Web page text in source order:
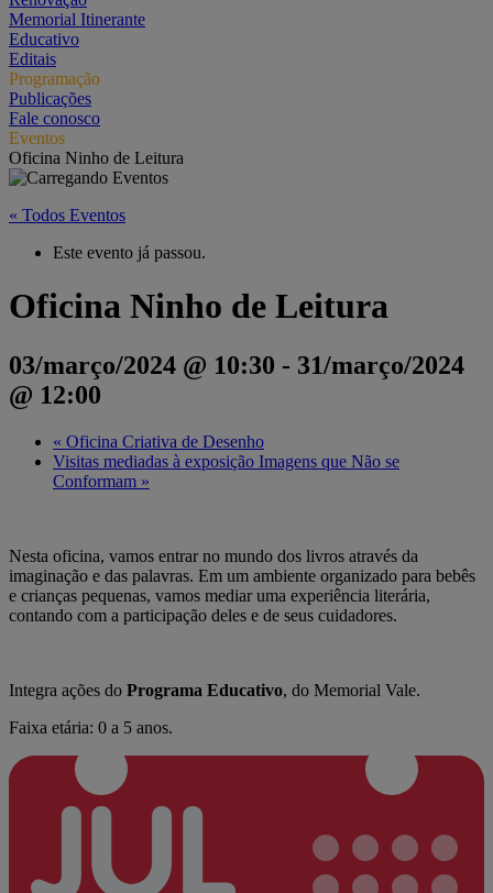
Memorial Itinerante
Educativo
Editais
Programação
Publicações
Fale conosco
Eventos
Oficina Ninho de Leitura
« Todos Eventos
Este evento já passou.
Oficina Ninho de Leitura
03/março/2024 @ 10:30 - 31/março/2024
@ 12:00
« Oficina Criativa de Desenho
Visitas mediadas à exposição Imagens que Não se
Conformam »
Nesta oficina, vamos entrar no mundo dos livros através da
imaginação e das palavras. Em um ambiente organizado para bebês
e crianças pequenas, vamos mediar uma experiência literária,
contando com a participação deles e de seus cuidadores.
Integra ações do Programa Educativo, do Memorial Vale.
Faixa etária: 0 a 5 anos.